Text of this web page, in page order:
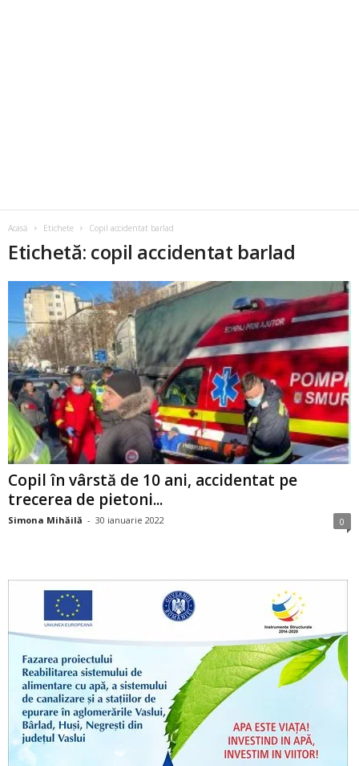
Acasă Etichete Copil accidentat barlad
Etichetă: copil accidentat barlad
Copil în vârstă de 10 ani, accidentat pe
trecerea de pietoni...
Simona Mihăilă - 30 ianuarie 2022 0